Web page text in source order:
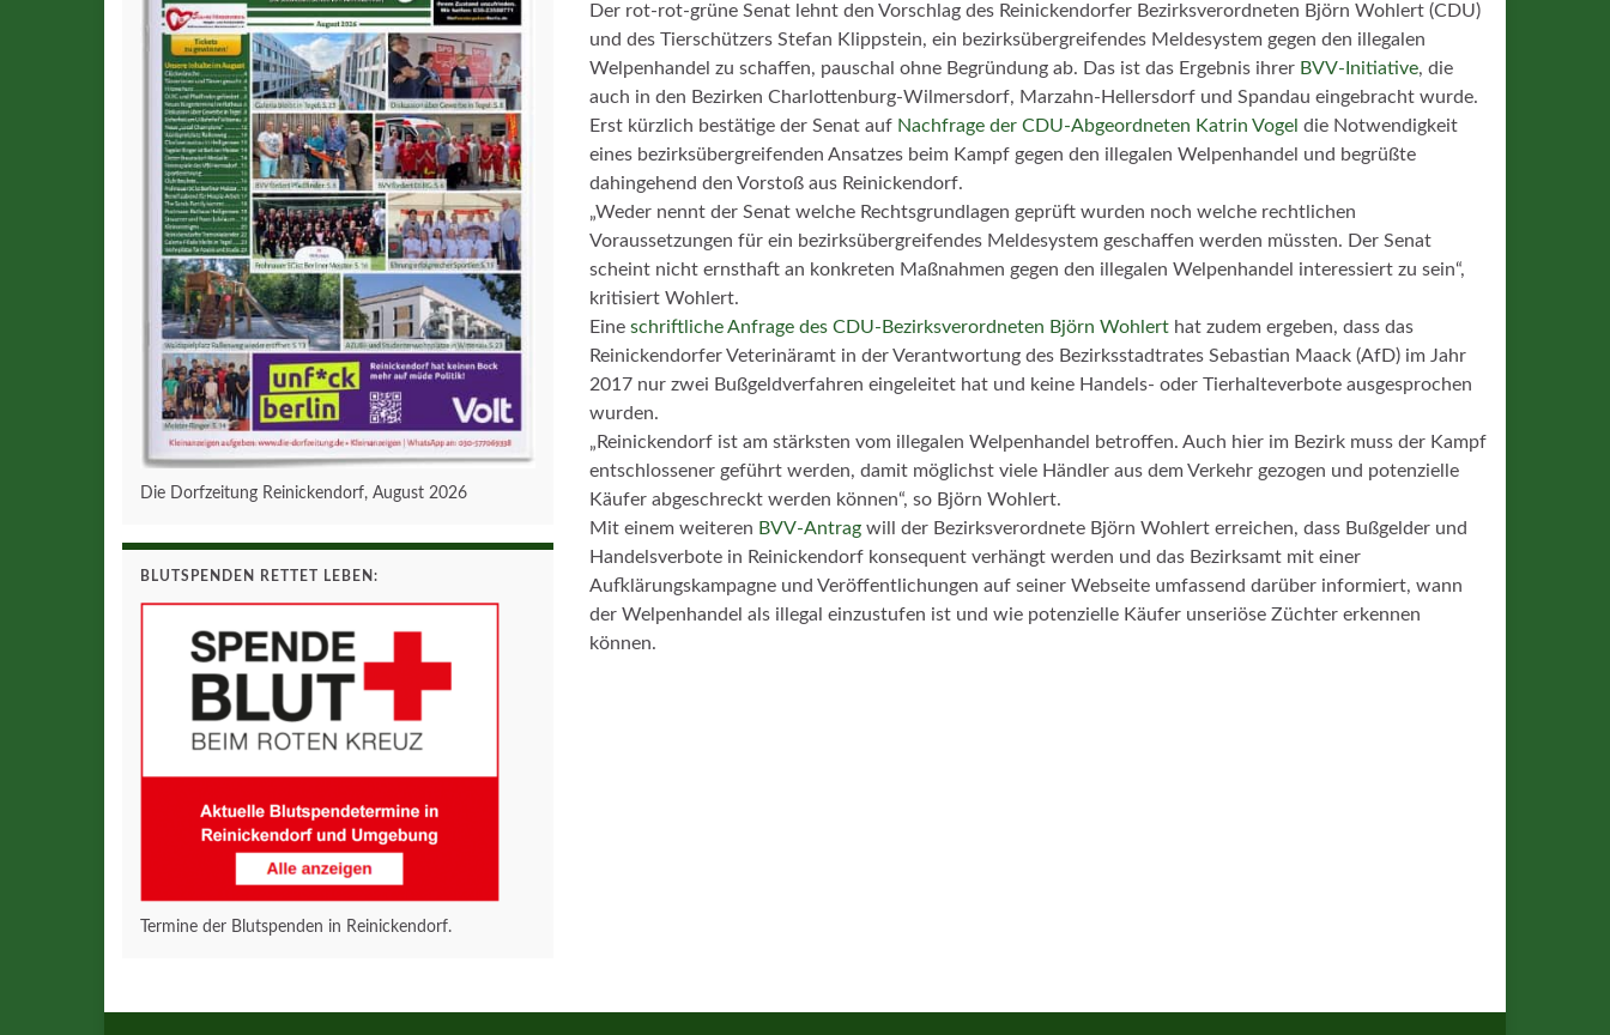
Der rot-rot-grüne Senat lehnt den Vorschlag des Reinickendorfer Bezirksverordneten Björn Wohlert (CDU)
und des Tierschützers Stefan Klippstein, ein bezirksübergreifendes Meldesystem gegen den illegalen
Welpenhandel zu schaffen, pauschal ohne Begründung ab. Das ist das Ergebnis ihrer BVV-Initiative, die
auch in den Bezirken Charlottenburg-Wilmersdorf, Marzahn-Hellersdorf und Spandau eingebracht wurde.
Erst kürzlich bestätige der Senat auf Nachfrage der CDU-Abgeordneten Katrin Vogel die Notwendigkeit
eines bezirksübergreifenden Ansatzes beim Kampf gegen den illegalen Welpenhandel und begrüßte
dahingehend den Vorstoß aus Reinickendorf.
„Weder nennt der Senat welche Rechtsgrundlagen geprüft wurden noch welche rechtlichen
Voraussetzungen für ein bezirksübergreifendes Meldesystem geschaffen werden müssten. Der Senat
scheint nicht ernsthaft an konkreten Maßnahmen gegen den illegalen Welpenhandel interessiert zu sein“,
kritisiert Wohlert.
Eine schriftliche Anfrage des CDU-Bezirksverordneten Björn Wohlert hat zudem ergeben, dass das
Reinickendorfer Veterinäramt in der Verantwortung des Bezirksstadtrates Sebastian Maack (AfD) im Jahr
2017 nur zwei Bußgeldverfahren eingeleitet hat und keine Handels- oder Tierhalteverbote ausgesprochen
wurden.
„Reinickendorf ist am stärksten vom illegalen Welpenhandel betroffen. Auch hier im Bezirk muss der Kampf
entschlossener geführt werden, damit möglichst viele Händler aus dem Verkehr gezogen und potenzielle
Käufer abgeschreckt werden können“, so Björn Wohlert.
Mit einem weiteren BVV-Antrag will der Bezirksverordnete Björn Wohlert erreichen, dass Bußgelder und
Handelsverbote in Reinickendorf konsequent verhängt werden und das Bezirksamt mit einer
Aufklärungskampagne und Veröffentlichungen auf seiner Webseite umfassend darüber informiert, wann
der Welpenhandel als illegal einzustufen ist und wie potenzielle Käufer unseriöse Züchter erkennen
können.
Die Dorfzeitung Reinickendorf, August 2026
BLUTSPENDEN RETTET LEBEN:
Termine der Blutspenden in Reinickendorf.